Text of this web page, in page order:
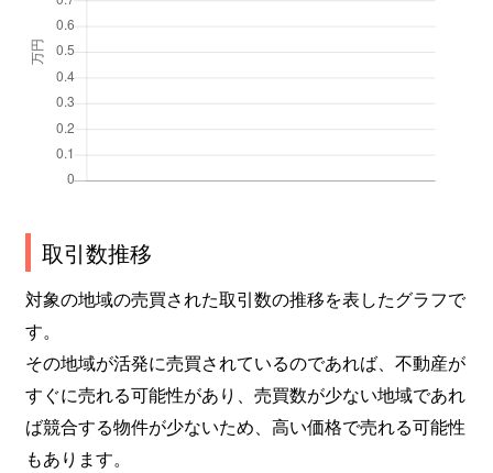
取引数推移
対象の地域の売買された取引数の推移を表したグラフで
す。
その地域が活発に売買されているのであれば、不動産が
すぐに売れる可能性があり、売買数が少ない地域であれ
ば競合する物件が少ないため、高い価格で売れる可能性
もあります。